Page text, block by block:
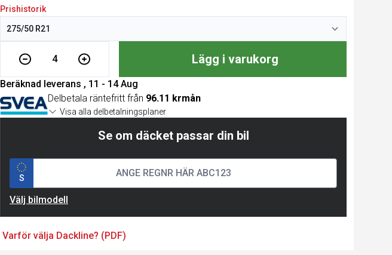
Prishistorik
4 Lägg i varukorg
Beräknad leverans , 11 - 14 Aug
Delbetala räntefritt från 96.11 krmån
Visa alla delbetalningsplaner
Se om däcket passar din bil
S
Välj bilmodell
Varför välja Dackline? (PDF)